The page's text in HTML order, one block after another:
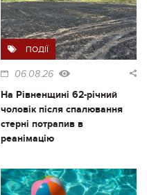
ПОДІЇ
06.08.26
На Рівненщині 62-річний
чоловік після спалювання
стерні потрапив в
реанімацію